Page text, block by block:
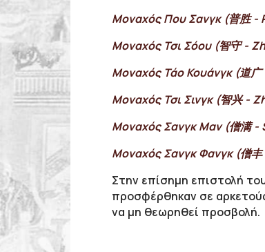
Μοναχός Που Σανγκ (普胜 -
Μοναχός Τσι Σόου (智守 -
Μοναχός Τάο Κουάνγκ (道
Μοναχός Τσι Σινγκ (智兴 -
Μοναχός Σανγκ Μαν (僧满 -
Μοναχός Σανγκ Φανγκ (僧
Στην επίσημη επιστολή
προσφέρθηκαν σε
να μη θεωρηθεί προσβολή.